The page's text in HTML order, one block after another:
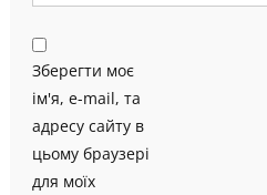
Зберегти моє
ім'я, e-mail, та
адресу сайту в
цьому браузері
для моїх